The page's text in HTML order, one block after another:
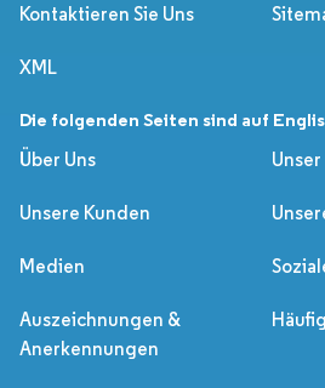
Kontaktieren Sie Uns
XML
Die folgenden Seiten sind auf
Über Uns
Unsere Kunden
Medien
Auszeichnungen &
Anerkennungen